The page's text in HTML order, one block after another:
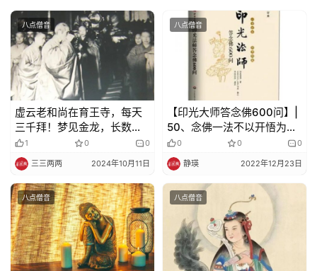
纪
录
佛
教
艺
术
政
策
法
规
八点僧音
虚云老和尚在育王寺，每天
三千拜！梦见金龙，长数
丈，金光晃耀……
1 0 0
三三两两 2024年10月11日
八点僧音
【印光大师答念佛600问】|
50、念佛一法不以开悟为
事，而念到极处亦能开悟，
为什么？
0 0 0
静瑛 2022年12月23日
八点僧音 八点僧音